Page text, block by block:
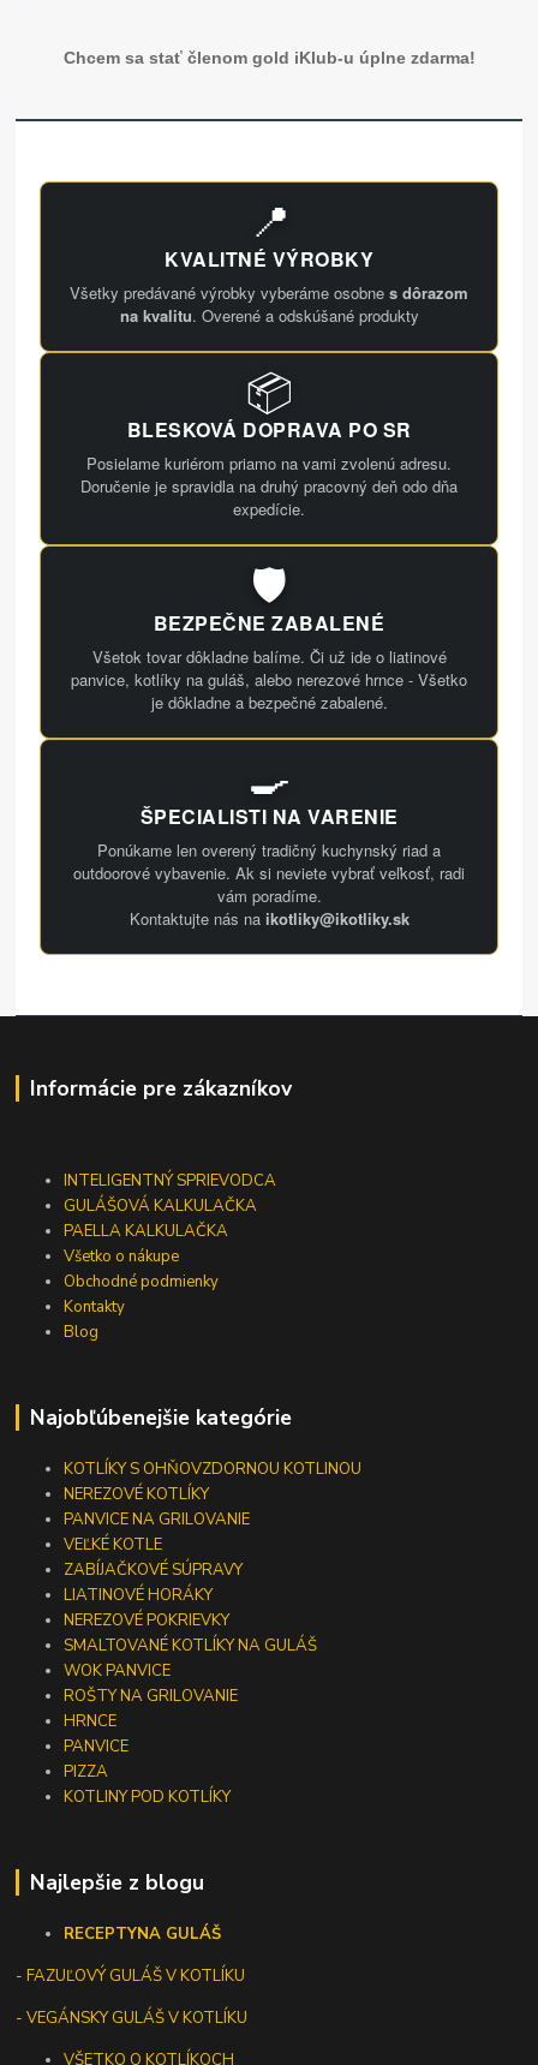
Chcem sa stať členom gold iKlub-u úplne zdarma!
📍
KVALITNÉ VÝROBKY
Všetky predávané výrobky vyberáme osobne s dôrazom
na kvalitu. Overené a odskúšané produkty
📦
BLESKOVÁ DOPRAVA PO SR
Posielame kuriérom priamo na vami zvolenú adresu.
Doručenie je spravidla na druhý pracovný deň odo dňa
expedície.
🛡️
BEZPEČNE ZABALENÉ
Všetok tovar dôkladne balíme. Či už ide o liatinové
panvice, kotlíky na guláš, alebo nerezové hrnce - Všetko
je dôkladne a bezpečné zabalené.
🍳
ŠPECIALISTI NA VARENIE
Ponúkame len overený tradičný kuchynský riad a
outdoorové vybavenie. Ak si neviete vybrať veľkosť, radi
vám poradíme.
Kontaktujte nás na ikotliky@ikotliky.sk
Informácie pre zákazníkov
INTELIGENTNÝ SPRIEVODCA
GULÁŠOVÁ KALKULAČKA
PAELLA KALKULAČKA
Všetko o nákupe
Obchodné podmienky
Kontakty
Blog
Najobľúbenejšie kategórie
KOTLÍKY S OHŇOVZDORNOU KOTLINOU
NEREZOVÉ KOTLÍKY
PANVICE NA GRILOVANIE
VEĽKÉ KOTLE
ZABÍJAČKOVÉ SÚPRAVY
LIATINOVÉ HORÁKY
NEREZOVÉ POKRIEVKY
SMALTOVANÉ KOTLÍKY NA GULÁŠ
WOK PANVICE
ROŠTY NA GRILOVANIE
HRNCE
PANVICE
PIZZA
KOTLINY POD KOTLÍKY
Najlepšie z blogu
RECEPTYNA GULÁŠ
-FAZUĽOVÝ GULÁŠ V KOTLÍKU
- VEGÁNSKY GULÁŠ V KOTLÍKU
VŠETKO O KOTLÍKOCH